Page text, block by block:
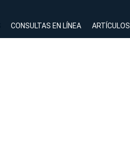
CONSULTAS EN LÍNEA ARTÍCULOS